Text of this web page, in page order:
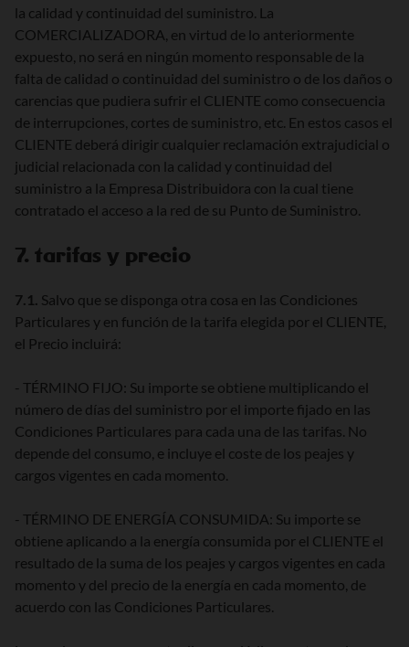
la calidad y continuidad del suministro. La
COMERCIALIZADORA, en virtud de lo anteriormente
expuesto, no será en ningún momento responsable de la
falta de calidad o continuidad del suministro o de los daños o
carencias que pudiera sufrir el CLIENTE como consecuencia
de interrupciones, cortes de suministro, etc. En estos casos el
CLIENTE deberá dirigir cualquier reclamación extrajudicial o
judicial relacionada con la calidad y continuidad del
suministro a la Empresa Distribuidora con la cual tiene
contratado el acceso a la red de su Punto de Suministro.
7. tarifas y precio
7.1. Salvo que se disponga otra cosa en las Condiciones
Particulares y en función de la tarifa elegida por el CLIENTE,
el Precio incluirá:
- TÉRMINO FIJO: Su importe se obtiene multiplicando el
número de días del suministro por el importe fijado en las
Condiciones Particulares para cada una de las tarifas. No
depende del consumo, e incluye el coste de los peajes y
cargos vigentes en cada momento.
- TÉRMINO DE ENERGÍA CONSUMIDA: Su importe se
obtiene aplicando a la energía consumida por el CLIENTE el
resultado de la suma de los peajes y cargos vigentes en cada
momento y del precio de la energía en cada momento, de
acuerdo con las Condiciones Particulares.